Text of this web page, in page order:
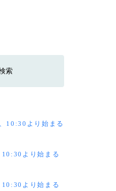
10:30より始まる
より始まる
より始まる